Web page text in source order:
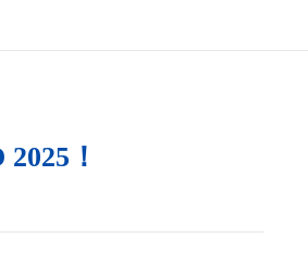
！